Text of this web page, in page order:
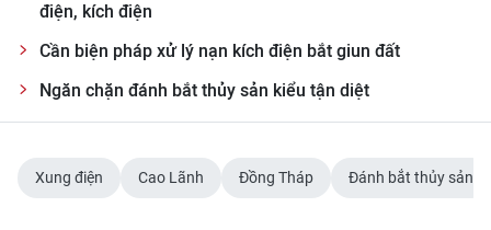
Infographic
TIN MỚI
điện, kích điện
Cần biện pháp xử lý nạn kích điện bắt giun đất
Ngăn chặn đánh bắt thủy sản kiểu tận diệt
Xung điện Cao Lãnh Đồng Tháp Đánh bắt thủy sản